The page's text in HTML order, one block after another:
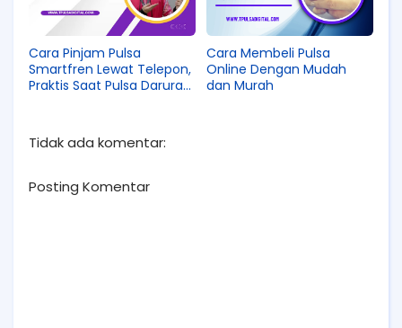
Cara Pinjam Pulsa
Smartfren Lewat Telepon,
Praktis Saat Pulsa Darurat
Cara Membeli Pulsa
Online Dengan Mudah
dan Murah
Tidak ada komentar:
Posting Komentar